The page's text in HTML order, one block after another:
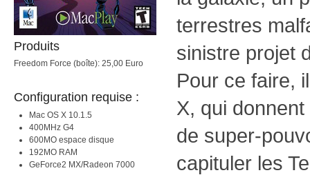
Produits
Freedom Force (boîte): 25,00 Euro
Configuration requise :
Mac OS X 10.1.5
400MHz G4
600MO espace disque
192MO RAM
GeForce2 MX/Radeon 7000
terrestres
sinistre projet
Pour ce faire,
X, qui
de super-
capituler les